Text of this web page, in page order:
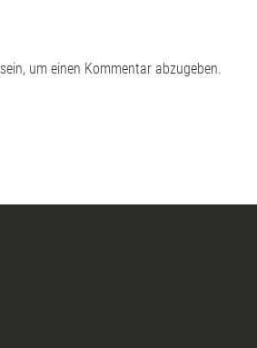
sein, um einen Kommentar abzugeben.